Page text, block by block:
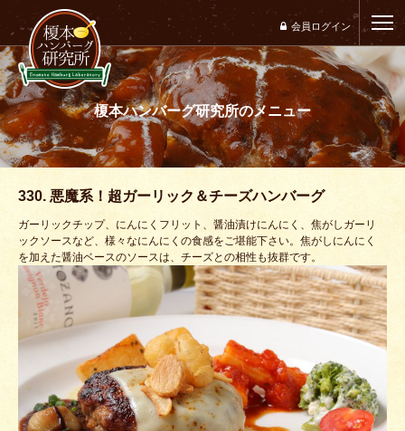
会員ログイン
ホーム
研究所のこだわり
メニュー
店舗案内
アクセス案内
研究所レポート・メディア実績
よくある質問・お問い合わせ
会社概要
デリバリー
榎本ハンバーグ研究所のメニュー
330. 悪魔系！超ガーリック＆チーズハンバーグ
ガーリックチップ、にんにくフリット、醤油漬けにんにく、焦がしガーリ
ックソースなど、様々なにんにくの食感をご堪能下さい。焦がしにんにく
を加えた醤油ベースのソースは、チーズとの相性も抜群です。